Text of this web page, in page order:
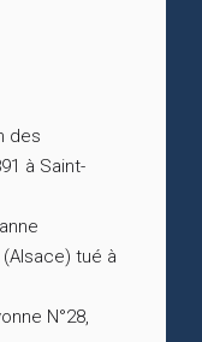
des
à Saint-
tué à
N°28,